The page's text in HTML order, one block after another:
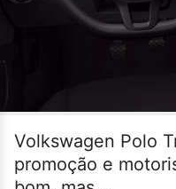
Volkswagen Polo
promoção e